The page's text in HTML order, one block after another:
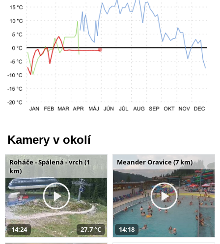
Kamery v okolí
Roháče - Spálená - vrch (1
km)
14:24 27,7 °C
Meander Oravice (7 km)
14:18